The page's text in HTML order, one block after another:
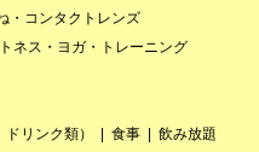
・コンタクトレンズ
ネス・ヨガ・トレーニング
リンク類） 食事
飲み放題